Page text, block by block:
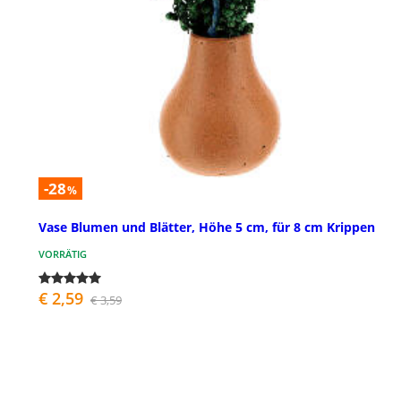
-28%
Vase Blumen und Blätter, Höhe 5 cm, für 8 cm Krippen
VORRÄTIG
€ 2,59 € 3,59